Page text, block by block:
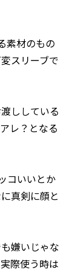
素材のもの
スリーブで
ししている
レ？となる
コいいとか
真剣に顔と
嫌いじゃな
際使う時は